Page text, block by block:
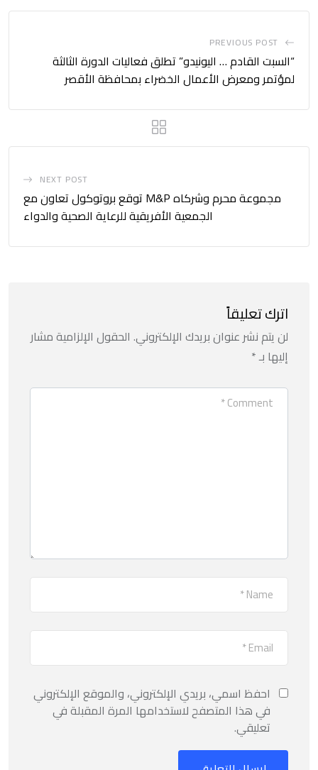
PREVIOUS POST
“السبت القادم … اليونيدو” تطلق فعاليات الدورة الثالثة
لمؤتمر ومعرض الأعمال الخضراء بمحافظة الأقصر
NEXT POST
مجموعة محرم وشركاه M&P توقع بروتوكول تعاون مع
الجمعية الأفريقية للرعاية الصحية والدواء
اترك تعليقاً
لن يتم نشر عنوان بريدك الإلكتروني. الحقول الإلزامية مشار
إليها بـ*
احفظ اسمي، بريدي الإلكتروني، والموقع الإلكتروني
في هذا المتصفح لاستخدامها المرة المقبلة في
تعليقي.